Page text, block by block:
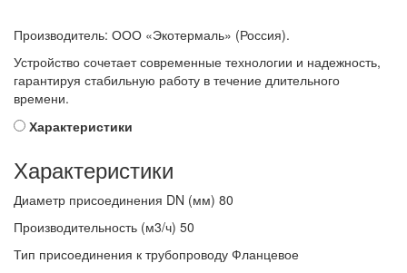
Производитель: ООО «Экотермаль» (Россия).
Устройство сочетает современные технологии и надежность,
гарантируя стабильную работу в течение длительного
времени.
Характеристики
Характеристики
Диаметр присоединения DN (мм) 80
Производительность (м3/ч) 50
Тип присоединения к трубопроводу Фланцевое